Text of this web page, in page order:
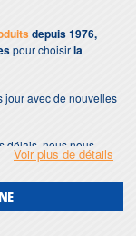
depuis 1976,
pour choisirla
jour avec de nouvelles
délais, nous nous
marteau piqueur.
de
Voir plus de détails